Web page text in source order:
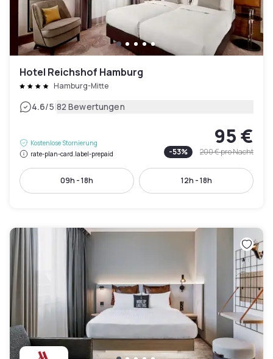
Hotel Reichshof Hamburg
Hamburg-Mitte
4.6/5|82 Bewertungen
Kostenlose Stornierung
rate-plan-card.label-prepaid
95 €
-53% 200 €pro Nacht
09h - 18h 12h - 18h